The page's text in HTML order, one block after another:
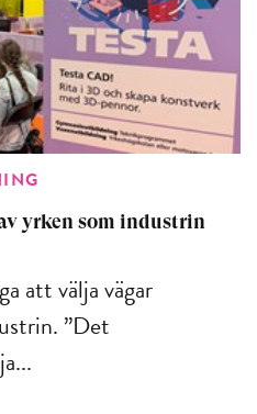
yrken som industrin
att välja vägar
”Det